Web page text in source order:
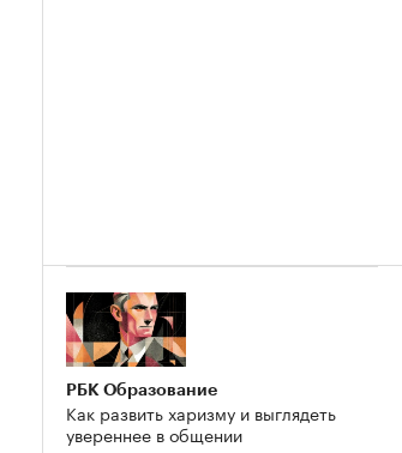
РБК Образование
Как развить харизму и выглядеть
увереннее в общении